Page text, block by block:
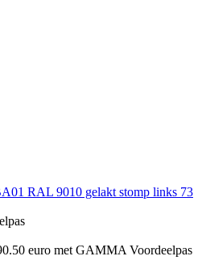
RAL 9010 gelakt stomp links 73
euro met GAMMA Voordeelpas